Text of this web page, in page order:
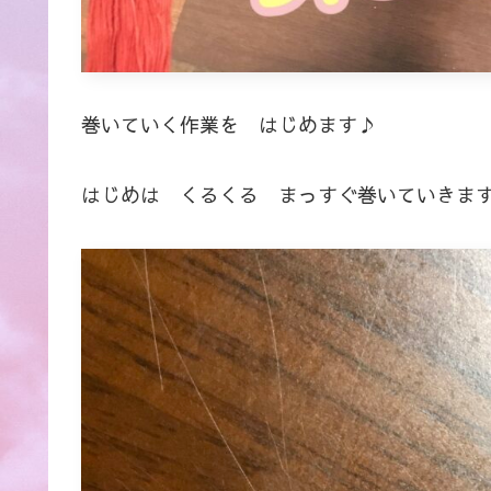
巻いていく作業を はじめます♪
はじめは くるくる まっすぐ巻いていきま